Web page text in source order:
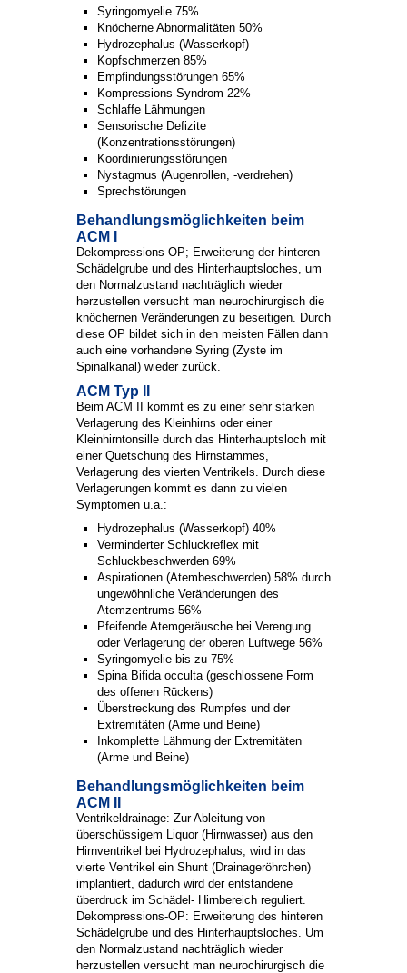
Syringomyelie 75%
Knöcherne Abnormalitäten 50%
Hydrozephalus (Wasserkopf)
Kopfschmerzen 85%
Empfindungsstörungen 65%
Kompressions-Syndrom 22%
Schlaffe Lähmungen
Sensorische Defizite
(Konzentrationsstörungen)
Koordinierungsstörungen
Nystagmus (Augenrollen, -verdrehen)
Sprechstörungen
Behandlungsmöglichkeiten beim
ACM I
Dekompressions OP; Erweiterung der hinteren
Schädelgrube und des Hinterhauptsloches, um
den Normalzustand nachträglich wieder
herzustellen versucht man neurochirurgisch die
knöchernen Veränderungen zu beseitigen. Durch
diese OP bildet sich in den meisten Fällen dann
auch eine vorhandene Syring (Zyste im
Spinalkanal) wieder zurück.
ACM Typ II
Beim ACM II kommt es zu einer sehr starken
Verlagerung des Kleinhirns oder einer
Kleinhirntonsille durch das Hinterhauptsloch mit
einer Quetschung des Hirnstammes,
Verlagerung des vierten Ventrikels. Durch diese
Verlagerungen kommt es dann zu vielen
Symptomen u.a.:
Hydrozephalus (Wasserkopf) 40%
Verminderter Schluckreflex mit
Schluckbeschwerden 69%
Aspirationen (Atembeschwerden) 58% durch
ungewöhnliche Veränderungen des
Atemzentrums 56%
Pfeifende Atemgeräusche bei Verengung
oder Verlagerung der oberen Luftwege 56%
Syringomyelie bis zu 75%
Spina Bifida occulta (geschlossene Form
des offenen Rückens)
Überstreckung des Rumpfes und der
Extremitäten (Arme und Beine)
Inkomplette Lähmung der Extremitäten
(Arme und Beine)
Behandlungsmöglichkeiten beim
ACM II
Ventrikeldrainage: Zur Ableitung von
überschüssigem Liquor (Hirnwasser) aus den
Hirnventrikel bei Hydrozephalus, wird in das
vierte Ventrikel ein Shunt (Drainageröhrchen)
implantiert, dadurch wird der entstandene
überdruck im Schädel- Hirnbereich reguliert.
Dekompressions-OP: Erweiterung des hinteren
Schädelgrube und des Hinterhauptsloches. Um
den Normalzustand nachträglich wieder
herzustellen versucht man neurochirurgisch die